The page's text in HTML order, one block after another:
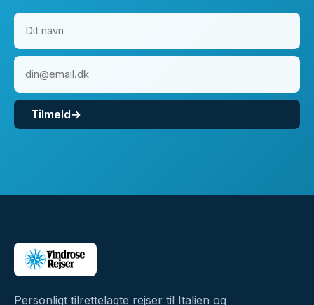
Tilmeld→
Personligt tilrettelagte rejser til Italien og